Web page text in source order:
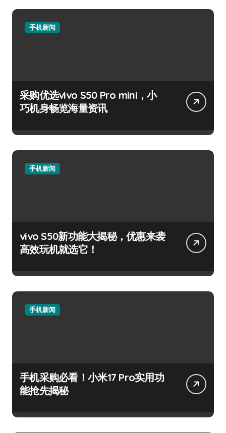
手机新闻
采购优选vivo S50 Pro mini，小
巧机身畅览海量资讯
手机新闻
vivo S50新功能大揭秘，优惠来袭
高效玩机就选它！
手机新闻
手机采购必看！小米17 Pro实用功
能抢先揭秘